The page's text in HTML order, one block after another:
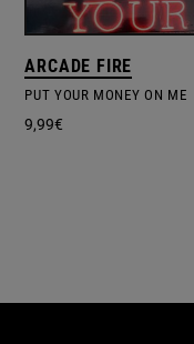
ARCADE FIRE
PUT YOUR MONEY ON ME
9,99€